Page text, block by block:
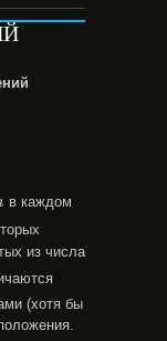
в каждом
из числа
(хотя бы